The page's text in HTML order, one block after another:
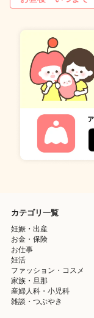
カテゴリ一覧
妊娠・出産
お金・保険
お仕事
妊活
ファッション・コスメ
家族・旦那
産婦人科・小児科
雑談・つぶやき